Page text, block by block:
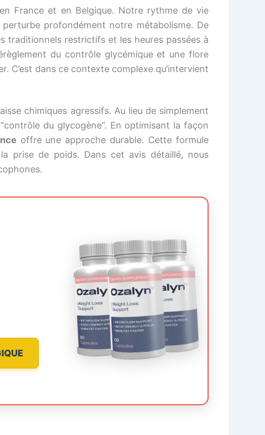
France et en Belgique. Notre rythme de vie
profondément notre métabolisme. De
traditionnels restrictifs et les heures passées à
du contrôle glycémique et une flore
C’est dans ce contexte complexe qu’intervient
chimiques agressifs. Au lieu de simplement
du glycogène”. En optimisant la façon
offre une approche durable. Cette formule
prise de poids. Dans cet avis détaillé, nous